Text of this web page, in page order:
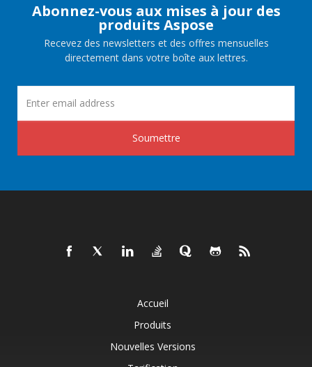
Abonnez-vous aux mises à jour des
produits Aspose
Recevez des newsletters et des offres mensuelles
directement dans votre boîte aux lettres.
Soumettre
Accueil
Produits
Nouvelles Versions